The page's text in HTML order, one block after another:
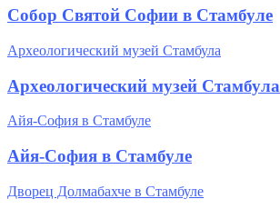
Собор Святой Софии в Стамбуле
Археологический музей Стамбула
Археологический музей Стамбула
Айя-София в Стамбуле
Айя-София в Стамбуле
Дворец Долмабахче в Стамбуле